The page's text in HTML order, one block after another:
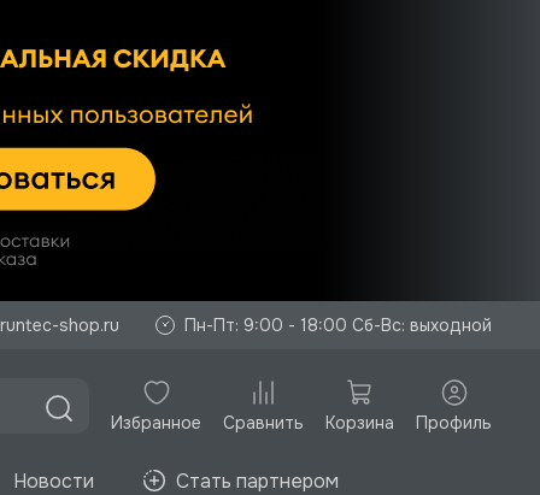
shop.ru Пн-Пт: 9:00 - 18:00 Сб-Вс: выходной
Избранное Сравнить Корзина Профиль
Новости Стать партнером